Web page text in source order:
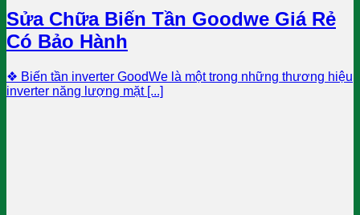
Sửa Chữa Biến Tần Goodwe Giá Rẻ
Có Bảo Hành
❖ Biến tần inverter GoodWe là một trong những thương hiệu
inverter năng lượng mặt [...]